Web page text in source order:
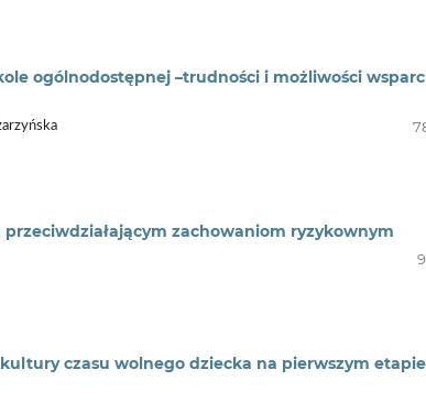
ogólnodostępnej –trudności i możliwości
zachowaniom ryzykownym
czasu wolnego dziecka na pierwszym etapie